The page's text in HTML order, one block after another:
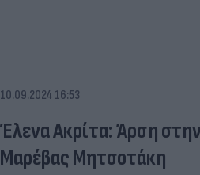
10.09.2024 16:53
Έλενα Ακρίτα: Άρση
Μαρέβας Μητσοτάκη